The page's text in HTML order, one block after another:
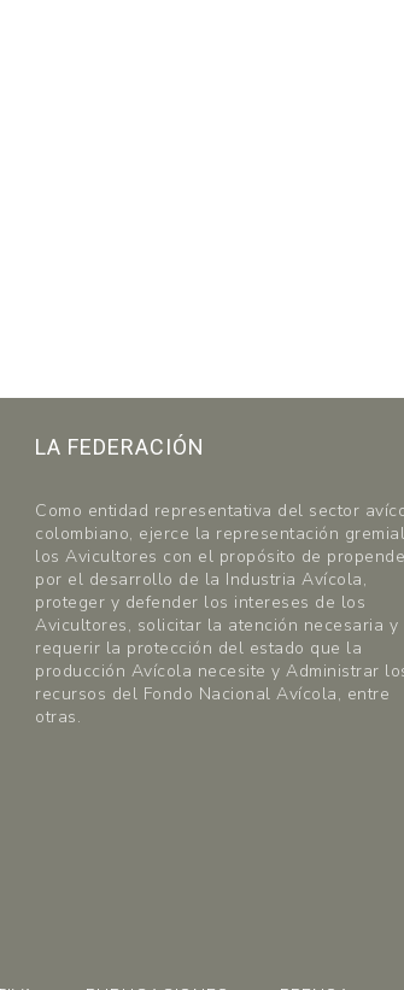
LA FEDERACIÓN
Como entidad representativa del sector
colombiano, ejerce la representación
los Avicultores con el propósito de
por el desarrollo de la Industria Avícola,
proteger y defender los intereses de los
Avicultores, solicitar la atención necesaria y
requerir la protección del estado que la
producción Avícola necesite y Administrar
recursos del Fondo Nacional Avícola, entre
otras.